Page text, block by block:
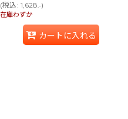
(税込: 1,628.-)
在庫わずか
カートに入れる